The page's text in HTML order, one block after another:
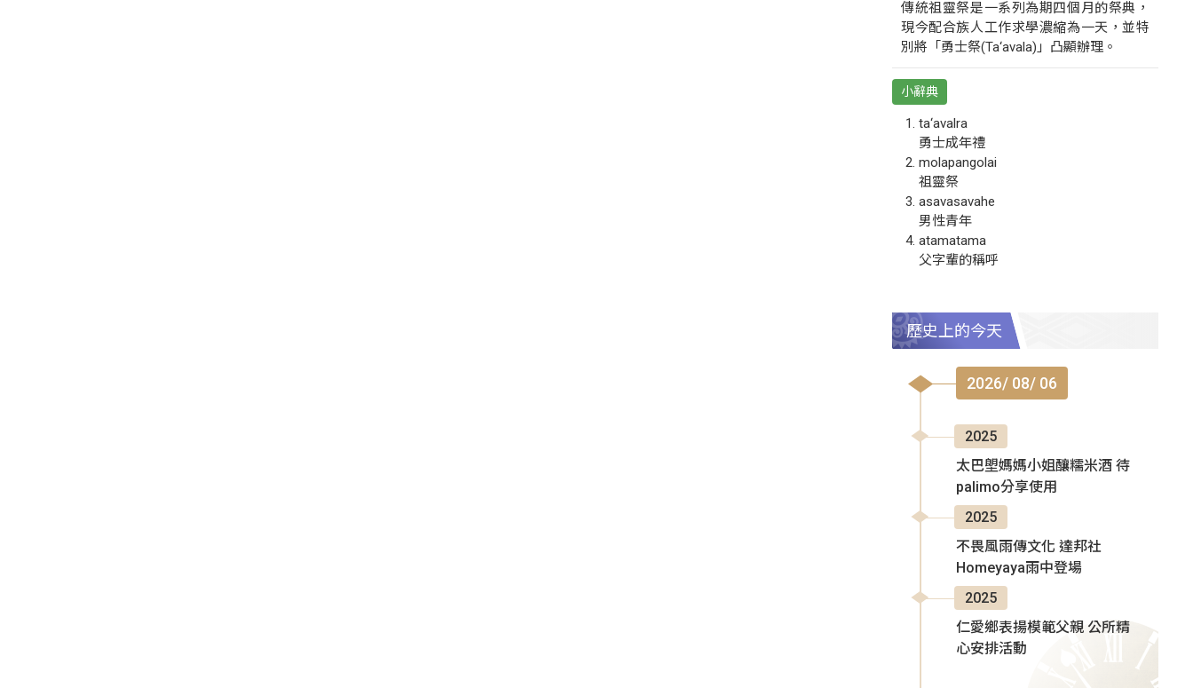
傳統祖靈祭是一系列為期四個月的祭典，
現今配合族人工作求學濃縮為一天，並特
別將「勇士祭(Ta‘avala)」凸顯辦理。
小辭典
ta‘avalra
勇士成年禮
molapangolai
祖靈祭
asavasavahe
男性青年
atamatama
父字輩的稱呼
歷史上的今天
2026/ 08/ 06
2025
太巴塱媽媽小姐釀糯米酒 待
palimo分享使用
2025
不畏風雨傳文化 達邦社
Homeyaya雨中登場
2025
仁愛鄉表揚模範父親 公所精
心安排活動